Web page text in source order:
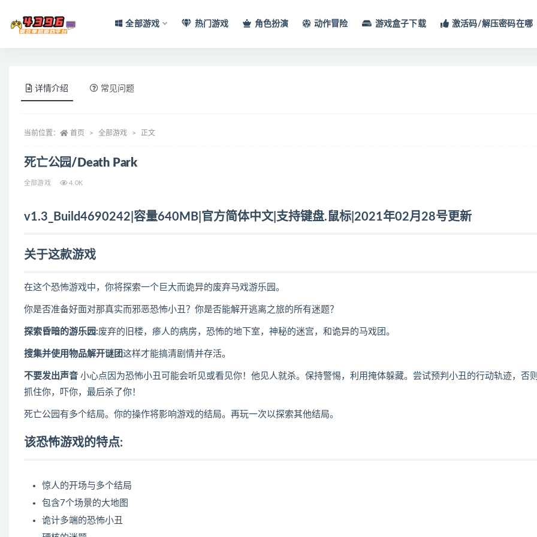
全部游戏 热门游戏 角色扮演 动作冒险 游戏盒子下载 激活码/解压密码在哪
详情介绍 常见问题
当前位置： 首页 全部游戏 正文
死亡公园/Death Park
全部游戏 4.0K
v1.3_Build4690242|容量640MB|官方简体中文|支持键盘.鼠标|2021年02月28号更新
关于这款游戏
在这个恐怖游戏中，你将探索一个巨大而诡异的废弃马戏游乐园。
你是否准备好面对那真实而邪恶恐怖小丑？你是否能解开逃离之旅的所有迷题？
探索昏暗的游乐园:废弃的旧楼，瘆人的病房，恐怖的地下室，神秘的迷宫，和诡异的马戏团。
搜集并使用物品解开谜团这样才能搞清剧情并存活。
不要发出声音 小心点因为恐怖小丑可能会听见或看见你！他见人就杀。保持警惕，利用掩体躲藏。尝试预判小丑的行动轨迹，否
抓住你，吓你，最后杀了你！
死亡公园有多个结局。你的操作将影响游戏的结局。再玩一次以探索其他结局。
该恐怖游戏的特点:
惊人的开场与多个结局
包含7个场景的大地图
诡计多端的恐怖小丑